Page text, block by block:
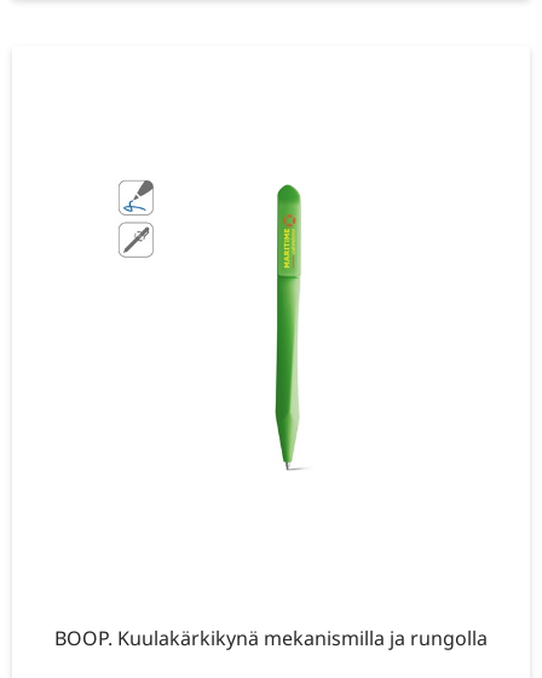
BOOP. Kuulakärkikynä mekanismilla ja rungolla